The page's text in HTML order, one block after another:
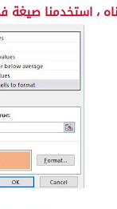
، استخدمنا صيغة